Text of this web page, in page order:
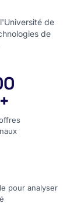
de
de
pour analyser
pour analyser